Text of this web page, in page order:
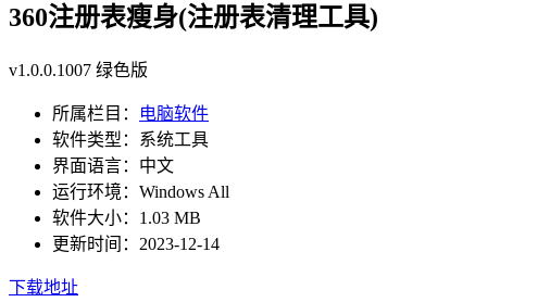
360注册表瘦身(注册表清理工具)
v1.0.0.1007 绿色版
所属栏目：
电脑软件
软件类型： 系统工具
界面语言： 中文
运行环境： Windows All
软件大小： 1.03 MB
更新时间： 2023-12-14
下载地址